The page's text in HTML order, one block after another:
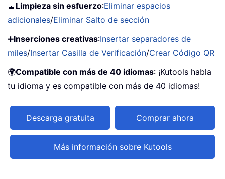
🧹 Limpieza sin esfuerzo:Eliminar espacios
adicionales/Eliminar Salto de sección
➕Inserciones creativas:Insertar separadores de
miles/Insertar Casilla de Verificación/Crear Código QR
🌍Compatible con más de 40 idiomas: ¡Kutools habla
tu idioma y es compatible con más de 40 idiomas!
Descarga gratuita Comprar ahora
Más información sobre Kutools